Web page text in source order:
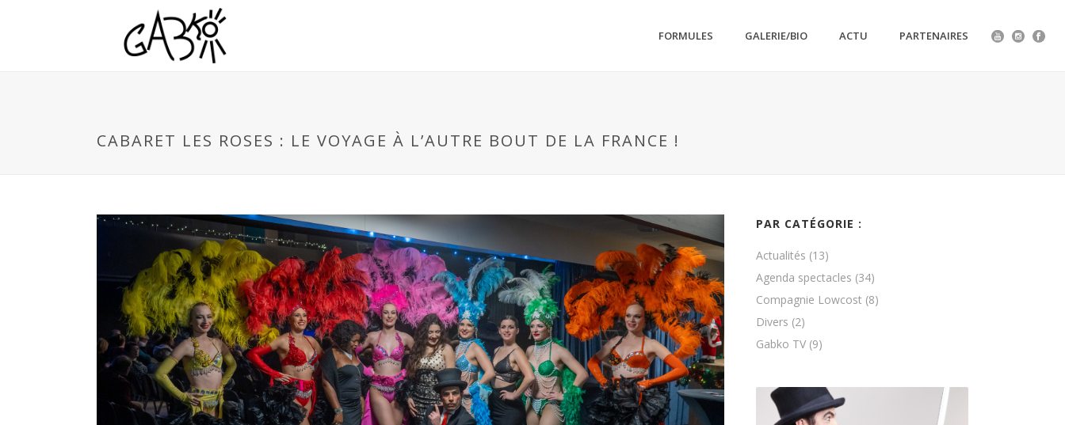
FORMULES GALERIE/BIO ACTU PARTENAIRES
CABARET LES ROSES : LE VOYAGE À L’AUTRE BOUT DE LA FRANCE !
PAR CATÉGORIE :
Actualités (13)
Agenda spectacles (34)
Compagnie Lowcost (8)
Divers (2)
Gabko TV (9)